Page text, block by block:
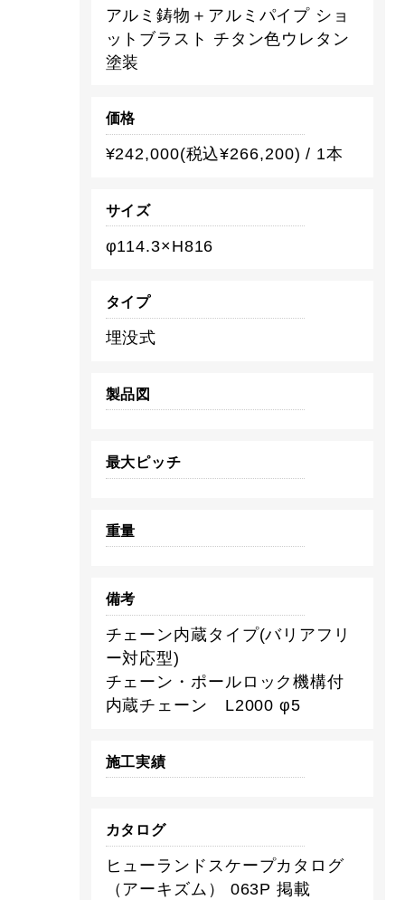
アルミ鋳物＋アルミパイプ ショ
ットブラスト チタン色ウレタン
塗装
価格
¥242,000(税込¥266,200) / 1本
サイズ
φ114.3×H816
タイプ
埋没式
製品図
最大ピッチ
重量
備考
チェーン内蔵タイプ(バリアフリ
ー対応型)
チェーン・ポールロック機構付
内蔵チェーン L2000 φ5
施工実績
カタログ
ヒューランドスケープカタログ
（アーキズム） 063P 掲載